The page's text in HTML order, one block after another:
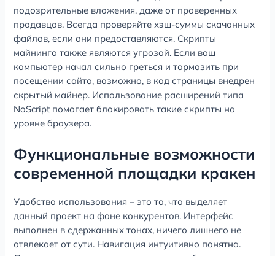
подозрительные вложения, даже от проверенных
продавцов. Всегда проверяйте хэш-суммы скачанных
файлов, если они предоставляются. Скрипты
майнинга также являются угрозой. Если ваш
компьютер начал сильно греться и тормозить при
посещении сайта, возможно, в код страницы внедрен
скрытый майнер. Использование расширений типа
NoScript помогает блокировать такие скрипты на
уровне браузера.
Функциональные возможности
современной площадки кракен
Удобство использования – это то, что выделяет
данный проект на фоне конкурентов. Интерфейс
выполнен в сдержанных тонах, ничего лишнего не
отвлекает от сути. Навигация интуитивно понятна.